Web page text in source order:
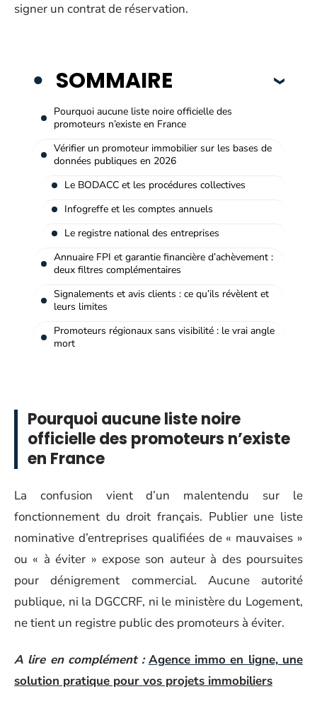
signer un contrat de réservation.
SOMMAIRE
Pourquoi aucune liste noire officielle des
promoteurs n’existe en France
Vérifier un promoteur immobilier sur les bases de
données publiques en 2026
Le BODACC et les procédures collectives
Infogreffe et les comptes annuels
Le registre national des entreprises
Annuaire FPI et garantie financière d’achèvement :
deux filtres complémentaires
Signalements et avis clients : ce qu’ils révèlent et
leurs limites
Promoteurs régionaux sans visibilité : le vrai angle
mort
Pourquoi aucune liste noire
officielle des promoteurs n’existe
en France
La confusion vient d’un malentendu sur le
fonctionnement du droit français. Publier une liste
nominative d’entreprises qualifiées de « mauvaises »
ou « à éviter » expose son auteur à des poursuites
pour dénigrement commercial. Aucune autorité
publique, ni la DGCCRF, ni le ministère du Logement,
ne tient un registre public des promoteurs à éviter.
A lire en complément : Agence immo en ligne, une
solution pratique pour vos projets immobiliers